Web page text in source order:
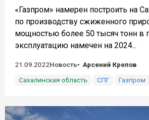
«Газпром» намерен построить на
по производству сжиженного
мощностью более 50 тысяч тонн в
эксплуатацию намечен на 2024...
21.09.2022Новость
Арсений Крепов
Сахалинская область
СПГ Газпром